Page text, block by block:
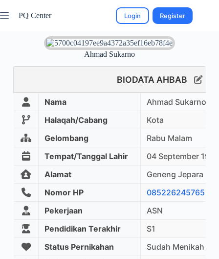
PQ Center Login Register
Ahmad Sukarno
BIODATA AHBAB
Nama
Ahmad Sukarno
Halaqah/Cabang
Kota
Gelombang
Rabu Malam
Tempat/Tanggal Lahir
04 September 1970
Alamat
Geneng Jepara
Nomor HP
085226245765
Pekerjaan
ASN
Pendidikan Terakhir
S1
Status Pernikahan
Sudah Menikah